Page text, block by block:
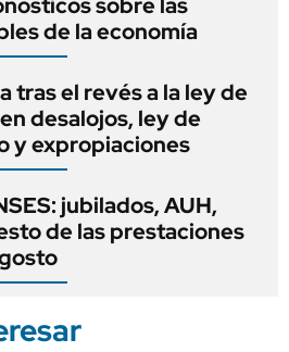
de la economía
tras el revés a la ley de
desalojos, ley de
y expropiaciones
jubilados, AUH,
de las prestaciones